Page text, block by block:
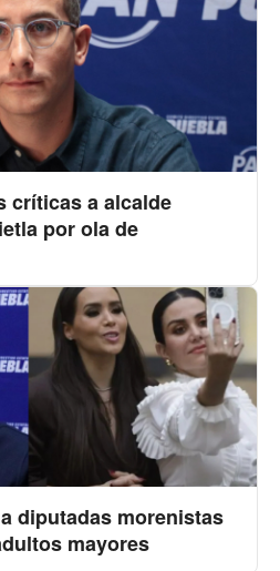
críticas a alcalde
por ola de
diputadas morenistas
mayores